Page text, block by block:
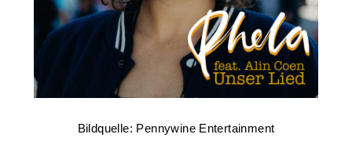
Bildquelle: Pennywine Entertainment